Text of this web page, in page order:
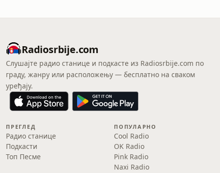
Radiosrbije.com
Слушајте радио станице и подкасте из Radiosrbije.com по
граду, жанру или расположењу — бесплатно на сваком
уређају.
ПРЕГЛЕД
Радио станице
Подкасти
Топ Песме
ПОПУЛАРНО
Cool Radio
OK Radio
Pink Radio
Naxi Radio